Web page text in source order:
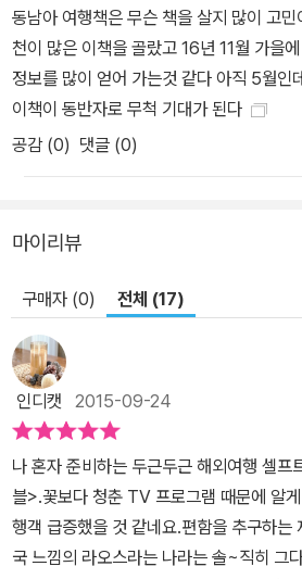
다. 알고 가면 더 짜릿하게 즐길 수 있는 액티비티의 나라, 라오스 작
가는 라오스의 가장 큰 매력을 액티비티로
는 다양한 즐길 거리로 가득하다는 말씀!
라인을 이용해 끝없는 정글 위를 원숭이처
스피리언스다. 라오스를 대표하는 에코 투
언스는 라오스의 자연환경을 보호하면서
티비티인 셈. 이 뿐만 아니라 라오스에서
셀프트래블』에는 이러한 액티비티에 참
라 추천 여행사까지 상세히 수록되어 있어
의 진짜 매력을 손쉽게 느껴볼 수 있을 것
이 아니라 잊지 못 할 짜릿한 경험까지 얻고
셀프트래블』을 강력하게 추천한다. 가볍고 자유로운 상세지도와 맵
를 한 권에 담았다. 대표 관광지, 맛집, 쇼
있는 지역별 상세지도와 버스 노선도, 라
다. 무거운 책을 낑낑 들고 다니는 아날로
작고 간편해진 『라오스 셀프트래블』로
동남아 여행책은 무슨 책을 살지 많이 고
천이 많은 이책을 골랐고 16년 11월 가을
정보를 많이 얻어 가는것 같다 아직 5월인
이책이 동반자로 무척 기대가 된다
공감 (0) 댓글 (0)
마이리뷰
구매자 (0) 전체 (17)
인디캣 2015-09-24
나 혼자 준비하는 두근두근 해외여행 셀프
블>.꽃보다 청춘 TV 프로그램 때문에 알
행객 급증했을 것 같네요.편함을 추구하는
국 느낌의 라오스라는 나라는 솔~직히 그